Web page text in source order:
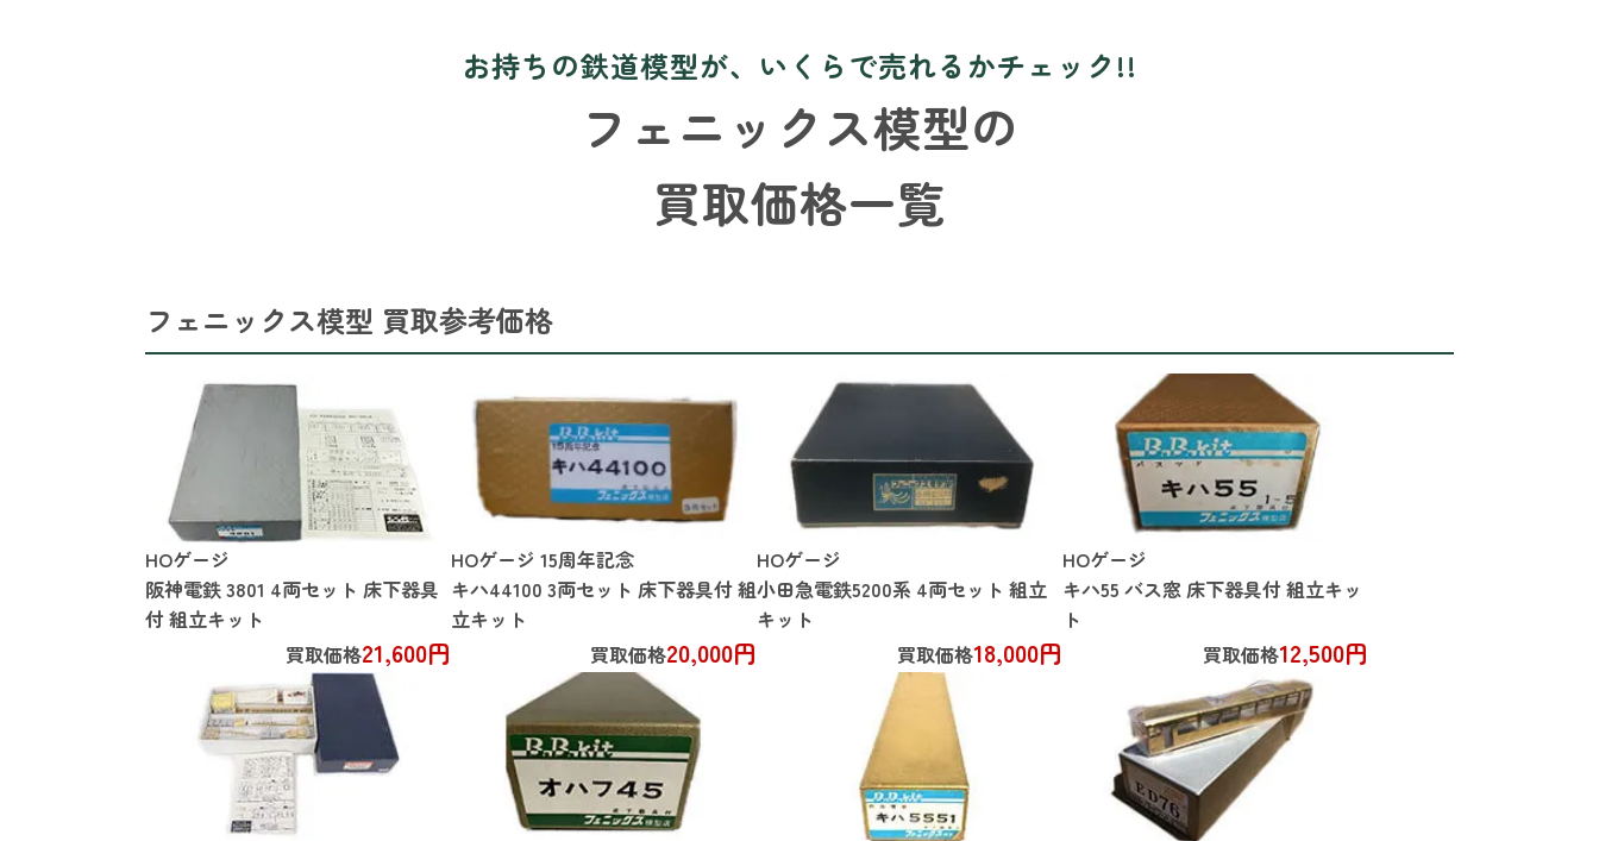
お持ちの鉄道模型が、いくらで売れるかチェック!!
フェニックス模型の
買取価格一覧
フェニックス模型 買取参考価格
HOゲージ
阪神電鉄 3801 4両セット 床下器具
付 組立キット
買取価格21,600円
HOゲージ 15周年記念
キハ44100 3両セット 床下器具付 組
立キット
買取価格20,000円
HOゲージ
小田急電鉄5200系 4両セット 組立
キット
買取価格18,000円
HOゲージ
キハ55 バス窓 床下器具付 組立キッ
ト
買取価格12,500円